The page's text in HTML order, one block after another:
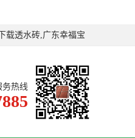
载透水砖,广东幸福宝
务热线